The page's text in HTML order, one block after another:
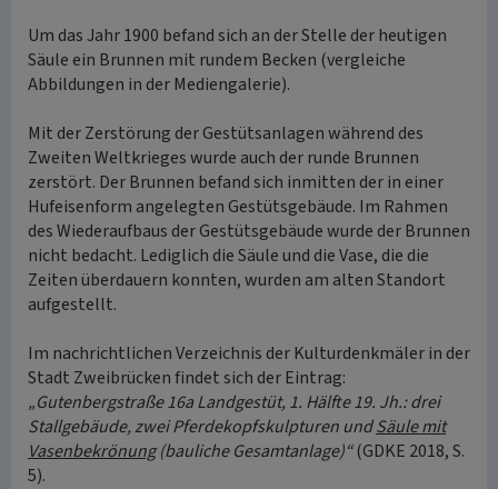
Um das Jahr 1900 befand sich an der Stelle der heutigen
Säule ein Brunnen mit rundem Becken (vergleiche
Abbildungen in der Mediengalerie).
Mit der Zerstörung der Gestütsanlagen während des
Zweiten Weltkrieges wurde auch der runde Brunnen
zerstört. Der Brunnen befand sich inmitten der in einer
Hufeisenform angelegten Gestütsgebäude. Im Rahmen
des Wiederaufbaus der Gestütsgebäude wurde der Brunnen
nicht bedacht. Lediglich die Säule und die Vase, die die
Zeiten überdauern konnten, wurden am alten Standort
aufgestellt.
Im nachrichtlichen Verzeichnis der Kulturdenkmäler in der
Stadt Zweibrücken findet sich der Eintrag:
„Gutenbergstraße 16a Landgestüt, 1. Hälfte 19. Jh.: drei
Stallgebäude, zwei Pferdekopfskulpturen undSäule mit
Vasenbekrönung(bauliche Gesamtanlage)“(GDKE 2018, S.
5).